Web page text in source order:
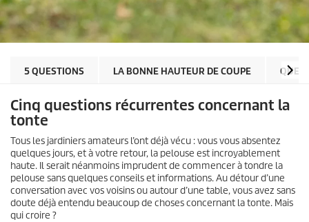
5 QUESTIONS LA BONNE HAUTEUR DE COUPE QUEL
Cinq questions récurrentes concernant la
tonte
Tous les jardiniers amateurs l’ont déjà vécu : vous vous absentez
quelques jours, et à votre retour, la pelouse est incroyablement
haute. Il serait néanmoins imprudent de commencer à tondre la
pelouse sans quelques conseils et informations. Au détour d’une
conversation avec vos voisins ou autour d’une table, vous avez sans
doute déjà entendu beaucoup de choses concernant la tonte. Mais
qui croire ?